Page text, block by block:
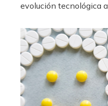
evolución tecnológica